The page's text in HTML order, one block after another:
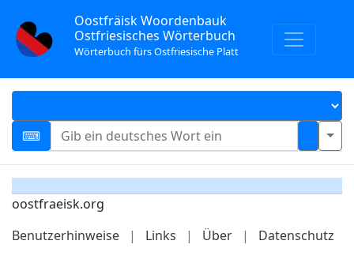
Oostfräisk Woordenbauk
Ostfriesisches Wörterbuch
Wörterbuch fürs Ostfriesische Platt
oostfraeisk.org
Benutzerhinweise
| Links | Über | Datenschutz